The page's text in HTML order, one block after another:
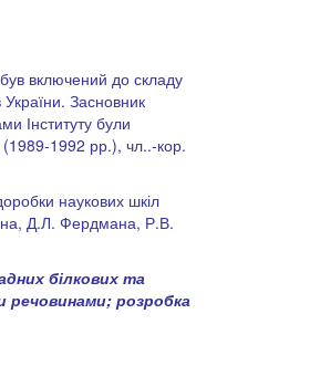
був включений до складу
Засновник
Інституту були
1992 рр.), чл..-кор.
наукових шкіл
Д.Л. Фердмана, Р.В.
білкових та
речовинами; розробка